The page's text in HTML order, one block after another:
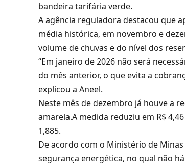
bandeira tarifária verde.
A agência reguladora destacou que
média histórica, em novembro e
volume de chuvas e do nível dos
“Em janeiro de 2026 não será
do mês anterior, o que evita a
explicou a Aneel.
Neste mês de dezembro já houve a
amarela.A medida reduziu em R$
1,885.
De acordo com o Ministério de
segurança energética, no qual não